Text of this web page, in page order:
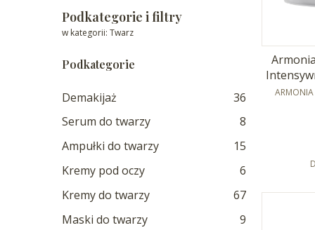
Koniec menu
Podkategorie i filtry
w kategorii: Twarz
Podkategorie
Demakijaż
36
Serum do twarzy
8
Ampułki do twarzy
15
Kremy pod oczy
6
Kremy do twarzy
67
Maski do twarzy
9